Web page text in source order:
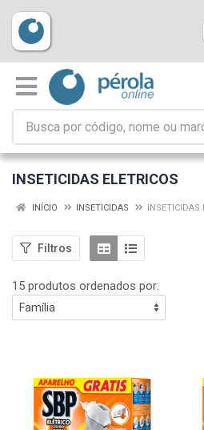
INSETICIDAS ELETRICOS
INÍCIO INSETICIDAS INSETICIDAS
Filtros
15 produtos ordenados por: